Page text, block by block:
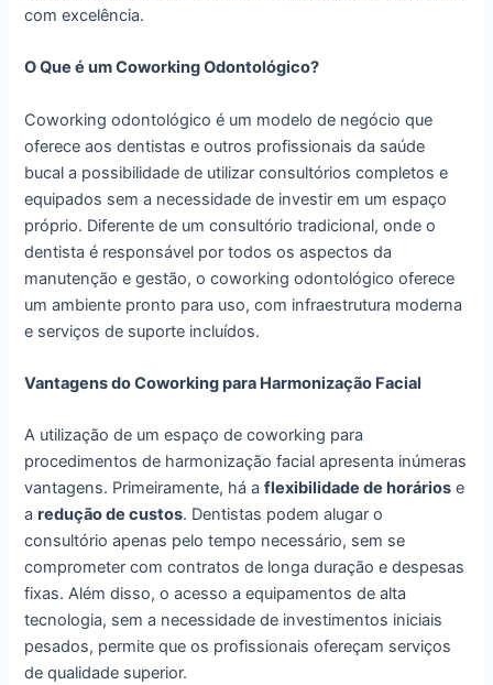
com excelência.
O Que é um Coworking Odontológico?
Coworking odontológico é um modelo de negócio que
oferece aos dentistas e outros profissionais da saúde
bucal a possibilidade de utilizar consultórios completos e
equipados sem a necessidade de investir em um espaço
próprio. Diferente de um consultório tradicional, onde o
dentista é responsável por todos os aspectos da
manutenção e gestão, o coworking odontológico oferece
um ambiente pronto para uso, com infraestrutura moderna
e serviços de suporte incluídos.
Vantagens do Coworking para Harmonização Facial
A utilização de um espaço de coworking para
procedimentos de harmonização facial apresenta inúmeras
vantagens. Primeiramente, há aflexibilidade de horários e
aredução de custos. Dentistas podem alugar o
consultório apenas pelo tempo necessário, sem se
comprometer com contratos de longa duração e despesas
fixas. Além disso, o acesso a equipamentos de alta
tecnologia, sem a necessidade de investimentos iniciais
pesados, permite que os profissionais ofereçam serviços
de qualidade superior.